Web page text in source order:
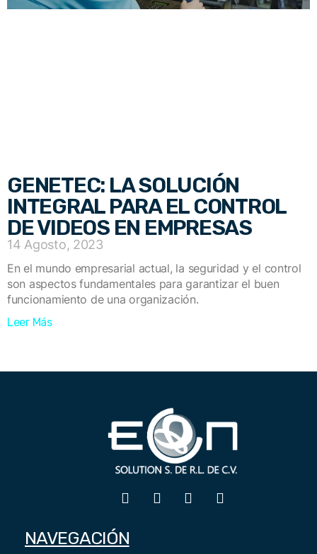
GENETEC: LA SOLUCIÓN
INTEGRAL PARA EL CONTROL
DE VIDEOS EN EMPRESAS
14 Agosto, 2023
En el mundo empresarial actual, la seguridad y el control
son aspectos fundamentales para garantizar el buen
funcionamiento de una organización.
Leer Más
NAVEGACIÓN